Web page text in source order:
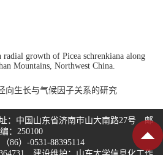
radial growth of Picea schrenkiana along
Mountains, Northwest China.
向生长与气候因子关系的研究
中国山东省济南市山大南路27号 邮
编：250100
86）-0531-88395114